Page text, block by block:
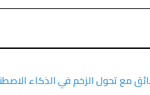
مع تحول الزخم في الذكاء